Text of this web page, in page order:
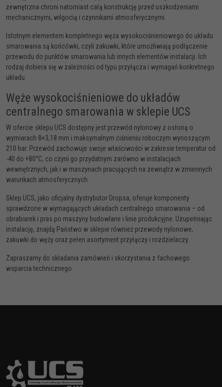
zewnętrzna chroni natomiast całą konstrukcję przed uszkodzeniami
mechanicznymi, wilgocią i czynnikami atmosferycznymi.
Istotnym elementem kompletnego węża wysokociśnieniowego do układu
smarowania są końcówki, czyli zakuwki, które umożliwiają podłączenie
przewodu do punktów smarowania lub innych elementów instalacji. Ich
rodzaj dobiera się w zależności od typu przyłącza i wymagań konkretnego
układu.
Węże wysokociśnieniowe do układów
centralnego smarowania w sklepie UCS
W ofercie sklepu UCS dostępny jest przewód nylonowy z osłoną o
wymiarach 8×3,18 mm i maksymalnym ciśnieniu roboczym wynoszącym
210 bar. Przewód zachowuje swoje właściwości w zakresie temperatur od
-40 do +80°C, co czyni go przydatnym zarówno w instalacjach
wewnętrznych, jak i w maszynach pracujących na zewnątrz w zmiennych
warunkach atmosferycznych.
Sklep UCS, jako oficjalny dystrybutor Dropsa, oferuje komponenty
sprawdzone w wymagających układach centralnego smarowania – od
obrabiarek i pras po maszyny budowlane i linie produkcyjne. Uzupełniając
instalację, znajdą Państwo w sklepie również przewody nylonowe,
zakuwki do węży oraz pełen asortyment przyłączy i rozdzielaczy.
Zapraszamy do składania zamówień i skorzystania z fachowego
wsparcia technicznego.